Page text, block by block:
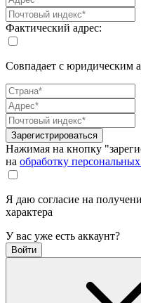
Фактический адрес:
Совпадает с юридическим
Зарегистрироваться
Нажимая на кнопку
на обработку
Я даю согласие на
характера
У вас уже есть аккаунт?
Войти